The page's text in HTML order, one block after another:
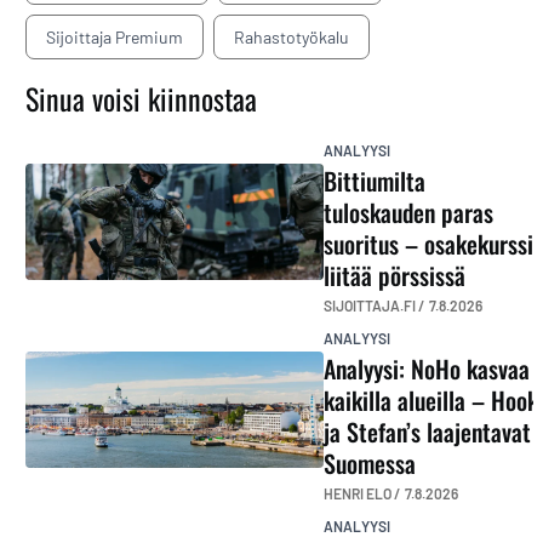
Sijoittaja Premium Rahastotyökalu
Sinua voisi kiinnostaa
ANALYYSI
Bittiumilta
tuloskauden paras
suoritus – osakekurssi
liitää pörssissä
SIJOITTAJA.FI / 7.8.2026
ANALYYSI
Analyysi: NoHo kasvaa
kaikilla alueilla – Hook
ja Stefan’s laajentavat
Suomessa
HENRI ELO / 7.8.2026
ANALYYSI